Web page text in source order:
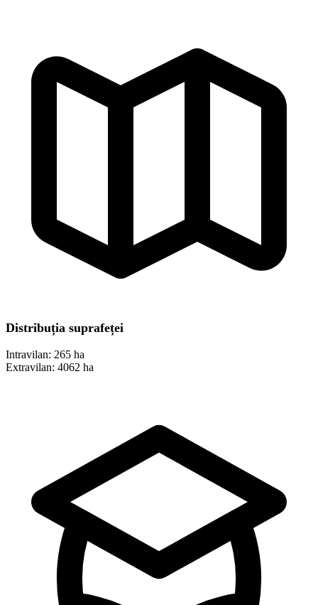
Distribuția suprafeței
Intravilan: 265 ha
Extravilan: 4062 ha